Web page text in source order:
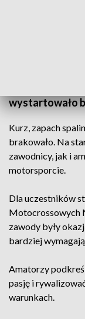
wystartowało
Kurz, zapach
brakowało. Na
zawodnicy, jak i
motorsporcie.
Dla uczestników
Motocrossowych
zawody były
bardziej
Amatorzy
pasję i
warunkach.